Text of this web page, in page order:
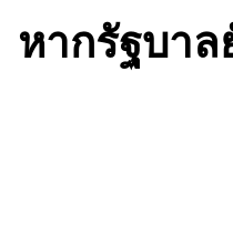
หากรัฐบาล